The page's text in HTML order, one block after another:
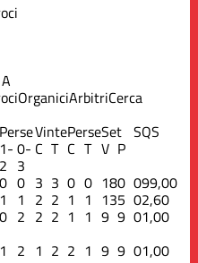
OrganiciArbitriCerca
PerseVintePerseSet SQS
1-
2
0-
3
C T C T V P
0 0 3 3 0 0 180 099,00
1 1 2 2 1 1 135 02,60
0 2 2 2 1 1 9 9 01,00
1 2 1 2 2 1 9 9 01,00